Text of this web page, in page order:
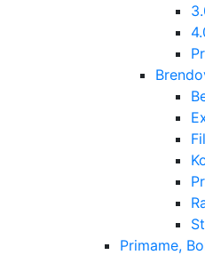
Primame,